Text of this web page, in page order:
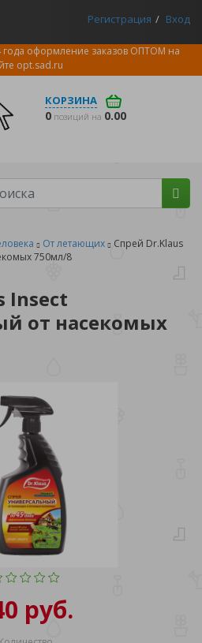
Регистрация Вход
оформление заказов ОПТОМ на
opt.sad.ru
КОРЗИНА
0 позиций на 0.00
От летающих
Cпрей Dr.Klaus
750мл/8
Insect
от насекомых
руб.